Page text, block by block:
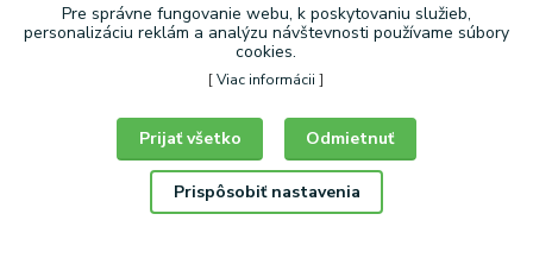
Nastavenie ochrany súkromia
Pre správne fungovanie webu, k poskytovaniu služieb,
personalizáciu reklám a analýzu návštevnosti používame súbory
cookies.
[Viac informácii ]
Odmietnuť
Prispôsobiť nastavenia
Prijať všetko